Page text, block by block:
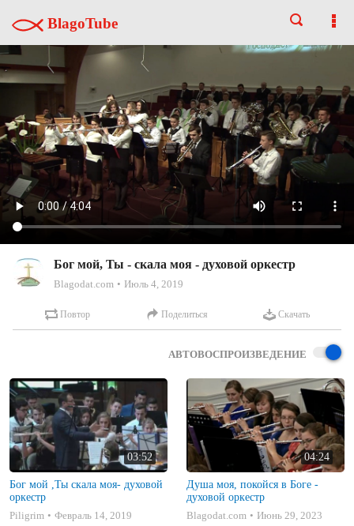
BlagoTube
Бог мой, Ты - скала моя - духовой оркестр
Blagodat.com Июль 4, 2019
Повтор Поделиться Скачать
АВТОВОСПРОИЗВЕДЕНИЕ
03:52
Бог мой ,Ты скала моя- духовой
оркестр
Piligrim
Февраль 14, 2019
04:24
Душа моя, покойся в Боге -
духовой оркестр
Blagodat.com
Июнь 29, 2023